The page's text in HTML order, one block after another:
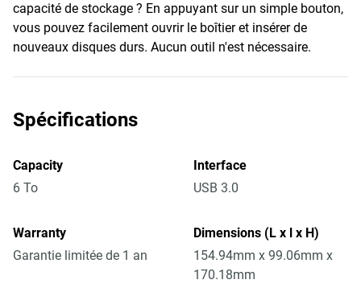
capacité de stockage ? En appuyant sur un simple bouton,
vous pouvez facilement ouvrir le boîtier et insérer de
nouveaux disques durs. Aucun outil n'est nécessaire.
Spécifications
Capacity
6 To
Interface
USB 3.0
Warranty
Garantie limitée de 1 an
Dimensions (L x l x H)
154.94mm x 99.06mm x
170.18mm